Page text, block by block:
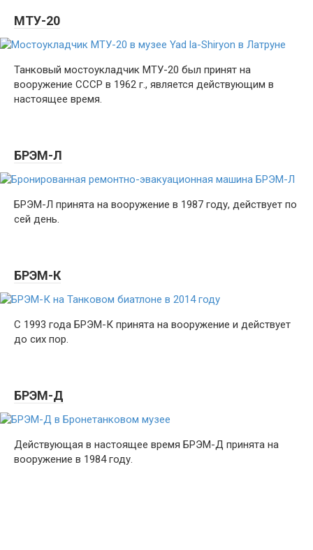
МТУ-20
Танковый мостоукладчик МТУ-20 был принят на
вооружение СССР в 1962 г., является действующим в
настоящее время.
БРЭМ-Л
БРЭМ-Л принята на вооружение в 1987 году, действует по
сей день.
БРЭМ-К
С 1993 года БРЭМ-К принята на вооружение и действует
до сих пор.
БРЭМ-Д
Действующая в настоящее время БРЭМ-Д принята на
вооружение в 1984 году.